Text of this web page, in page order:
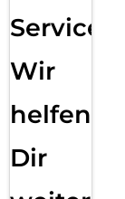
Service:
Wir
helfen
Dir